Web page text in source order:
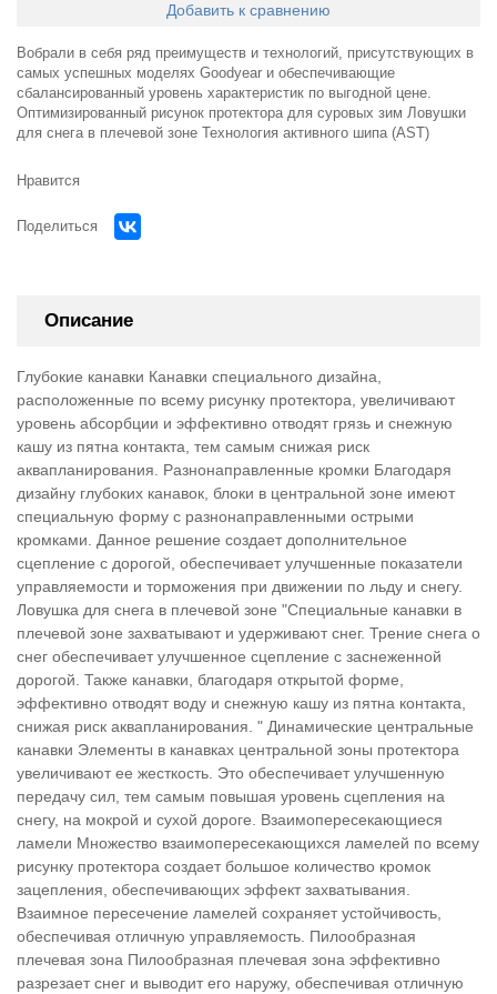
Добавить к сравнению
Вобрали в себя ряд преимуществ и технологий, присутствующих в
самых успешных моделях Goodyear и обеспечивающие
сбалансированный уровень характеристик по выгодной цене.
Оптимизированный рисунок протектора для суровых зим Ловушки
для снега в плечевой зоне Технология активного шипа (AST)
Нравится
Поделиться
Описание
Глубокие канавки Канавки специального дизайна,
расположенные по всему рисунку протектора, увеличивают
уровень абсорбции и эффективно отводят грязь и снежную
кашу из пятна контакта, тем самым снижая риск
аквапланирования. Разнонаправленные кромки Благодаря
дизайну глубоких канавок, блоки в центральной зоне имеют
специальную форму с разнонаправленными острыми
кромками. Данное решение создает дополнительное
сцепление с дорогой, обеспечивает улучшенные показатели
управляемости и торможения при движении по льду и снегу.
Ловушка для снега в плечевой зоне "Специальные канавки в
плечевой зоне захватывают и удерживают снег. Трение снега о
снег обеспечивает улучшенное сцепление с заснеженной
дорогой. Также канавки, благодаря открытой форме,
эффективно отводят воду и снежную кашу из пятна контакта,
снижая риск аквапланирования. " Динамические центральные
канавки Элементы в канавках центральной зоны протектора
увеличивают ее жесткость. Это обеспечивает улучшенную
передачу сил, тем самым повышая уровень сцепления на
снегу, на мокрой и сухой дороге. Взаимопересекающиеся
ламели Множество взаимопересекающихся ламелей по всему
рисунку протектора создает большое количество кромок
зацепления, обеспечивающих эффект захватывания.
Взаимное пересечение ламелей сохраняет устойчивость,
обеспечивая отличную управляемость. Пилообразная
плечевая зона Пилообразная плечевая зона эффективно
разрезает снег и выводит его наружу, обеспечивая отличную